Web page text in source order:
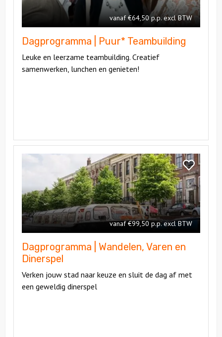
vanaf €64,50 p.p. excl BTW
Dagprogramma | Puur* Teambuilding
Leuke en leerzame teambuilding. Creatief
samenwerken, lunchen en genieten!
Bekijk
|
Wandelen,
Varen
en
Dinerspel
vanaf €99,50 p.p. excl BTW
Dagprogramma | Wandelen, Varen en
Dinerspel
Verken jouw stad naar keuze en sluit de dag af met
een geweldig dinerspel
Wandelen,
Varen
Dinerspel